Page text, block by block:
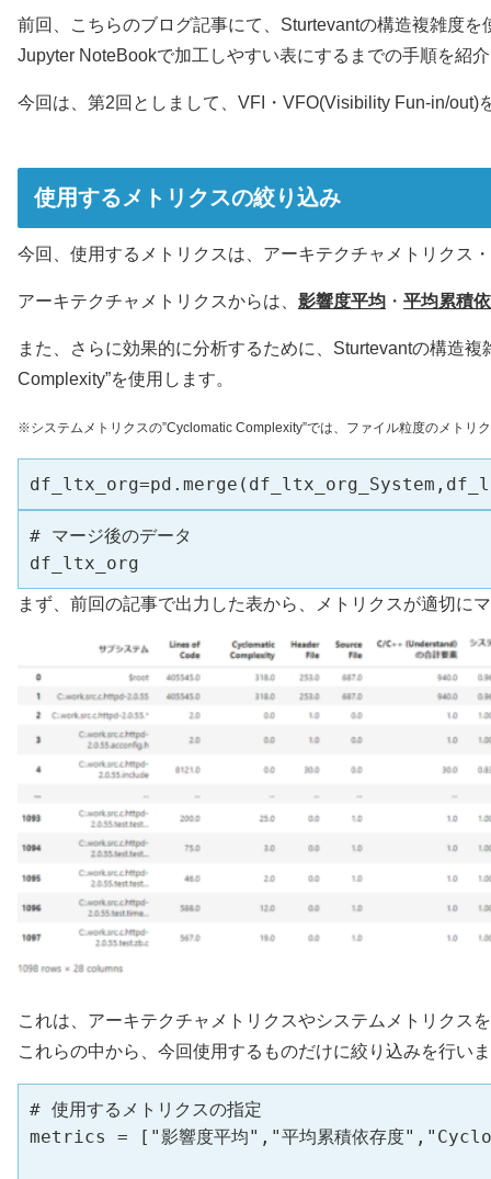
前回、こちらのブログ記事にて、Sturtevantの構造複雑度
Jupyter NoteBookで加工しやすい表にするまでの手順を紹
今回は、第2回としまして、VFI・VFO(Visibility Fun-in/out)
使用するメトリクスの絞り込み
今回、使用するメトリクスは、アーキテクチャメトリクス
アーキテクチャメトリクスからは、 影響度平均 ・ 平均累積
また、さらに効果的に分析するために、Sturtevantの構造
Complexity”を使用します。
※システムメトリクスの”Cyclomatic Complexity”では、ファイル粒度のメトリ
# マージ後のデータ
df_ltx_org
まず、前回の記事で出力した表から、メトリクスが適切に
これは、アーキテクチャメトリクスやシステムメトリクス
これらの中から、今回使用するものだけに絞り込みを行い
# 使用するメトリクスの指定
metrics = ["影響度平均","平均累積依存度